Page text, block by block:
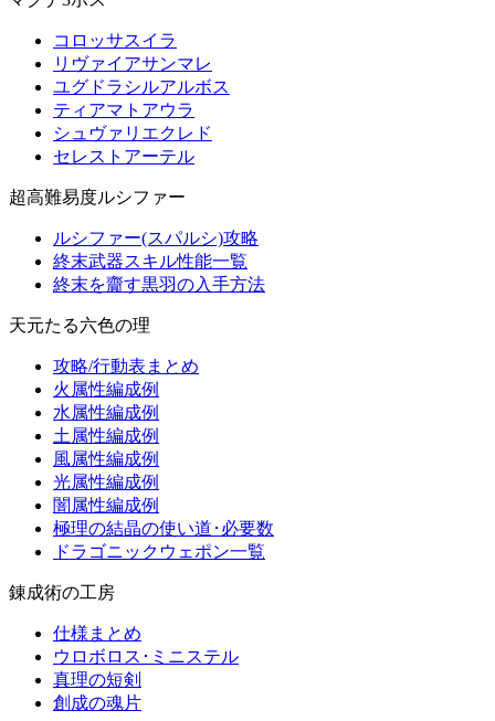
コロッサスイラ
リヴァイアサンマレ
ユグドラシルアルボス
ティアマトアウラ
シュヴァリエクレド
セレストアーテル
超高難易度ルシファー
ルシファー(スパルシ)攻略
終末武器スキル性能一覧
終末を齎す黒羽の入手方法
天元たる六色の理
攻略/行動表まとめ
火属性編成例
水属性編成例
土属性編成例
風属性編成例
光属性編成例
闇属性編成例
極理の結晶の使い道･必要数
ドラゴニックウェポン一覧
錬成術の工房
仕様まとめ
ウロボロス･ミニステル
真理の短剣
創成の魂片